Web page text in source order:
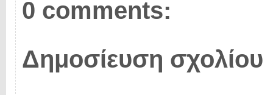
0 comments:
Δημοσίευση σχολίου